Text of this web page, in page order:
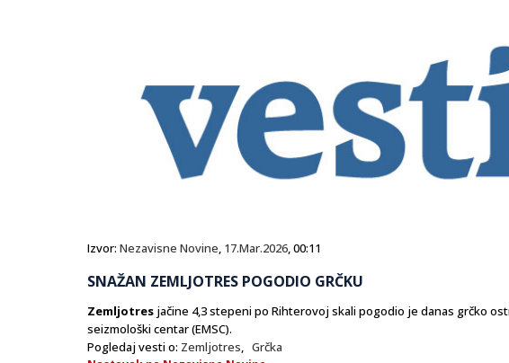
Izvor: Nezavisne Novine, 17.Mar.2026, 00:11
SNAŽAN ZEMLJOTRES POGODIO GRČKU
Zemljotres jačine 4,3 stepeni po Rihterovoj skali pogodio je danas grčko
seizmološki centar (EMSC).
Pogledaj vesti o: Zemljotres, Grčka